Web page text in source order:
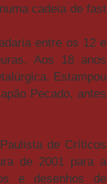
cadeia de fast
entre os 12 e
Aos 18 anos
Estampou
Pecado, antes
de Críticos
de 2001 para a
e desenhos de